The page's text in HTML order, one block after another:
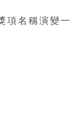
項名稱演變一